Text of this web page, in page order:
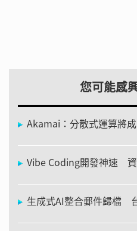
您可能感
Akamai：分散式運算將
Vibe Coding開發神速
生成式AI整合郵件歸檔